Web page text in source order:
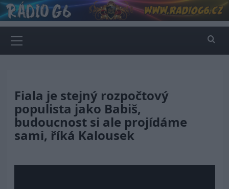
Skip
to
content
Menu
Fiala je stejný rozpočtový
populista jako Babiš,
budoucnost si ale projídáme
sami, říká Kalousek